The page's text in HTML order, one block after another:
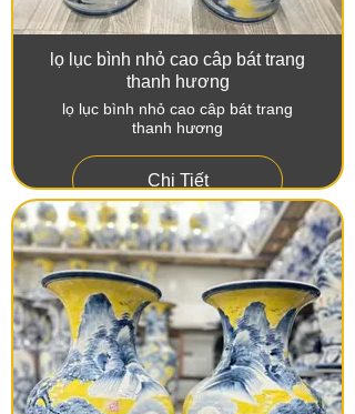
lọ lục bình nhỏ cao câp bát trang
thanh hương
lọ lục bình nhỏ cao câp bát trang
thanh hương
Chi Tiết